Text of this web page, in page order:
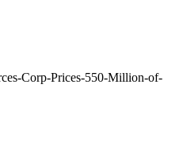
Corp-Prices-550-Million-of-